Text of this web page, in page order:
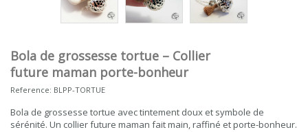
Bola de grossesse tortue – Collier
future maman porte-bonheur
Reference: BLPP-TORTUE
Bola de grossesse tortue avec tintement doux et symbole de
sérénité. Un collier future maman fait main, raffiné et porte-bonheur.